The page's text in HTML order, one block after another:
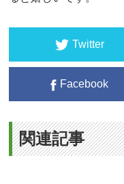
Twitter
Facebook
関連記事